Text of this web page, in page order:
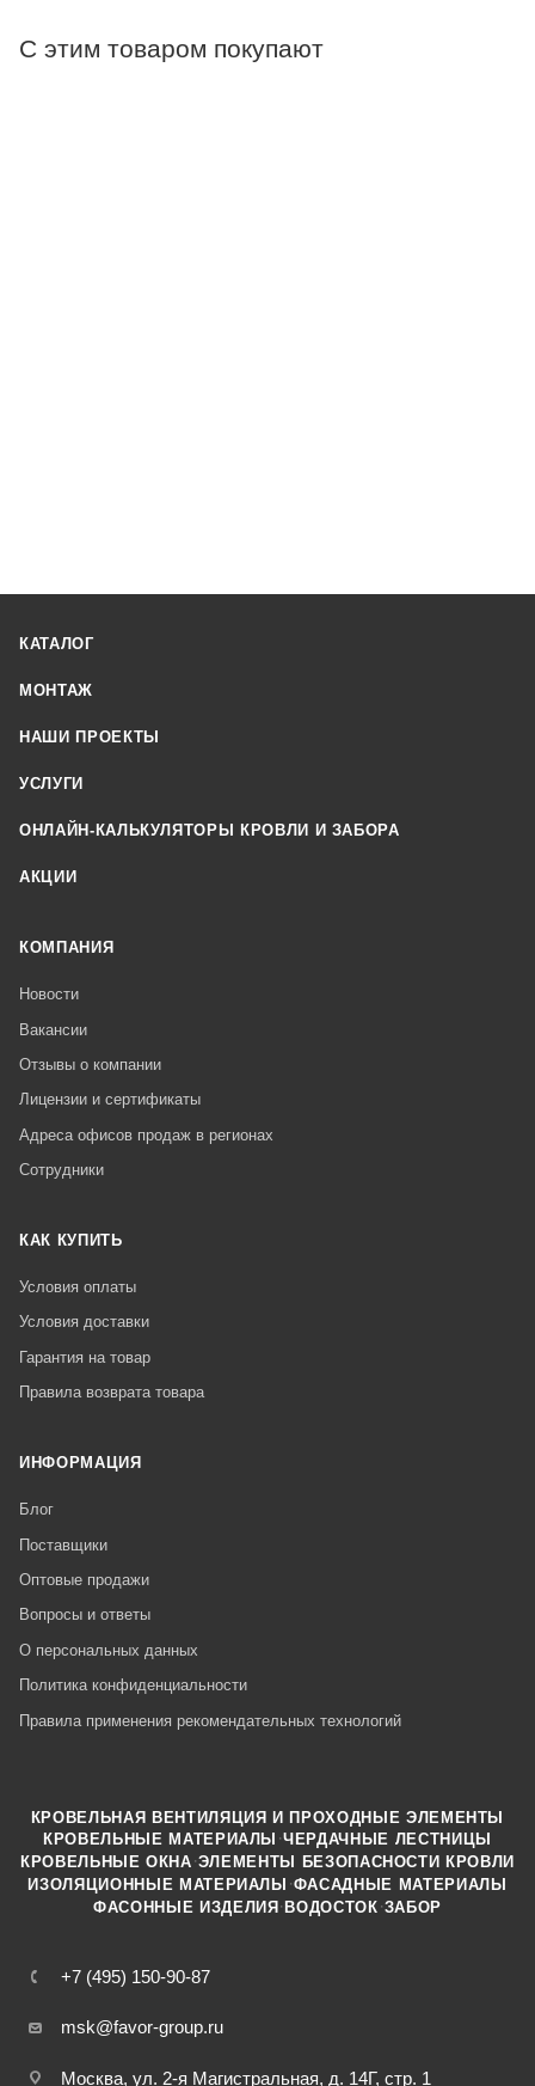
С этим товаром покупают
КАТАЛОГ
МОНТАЖ
НАШИ ПРОЕКТЫ
УСЛУГИ
ОНЛАЙН-КАЛЬКУЛЯТОРЫ КРОВЛИ И ЗАБОРА
АКЦИИ
КОМПАНИЯ
Новости
Вакансии
Отзывы о компании
Лицензии и сертификаты
Адреса офисов продаж в регионах
Сотрудники
КАК КУПИТЬ
Условия оплаты
Условия доставки
Гарантия на товар
Правила возврата товара
ИНФОРМАЦИЯ
Блог
Поставщики
Оптовые продажи
Вопросы и ответы
О персональных данных
Политика конфиденциальности
Правила применения рекомендательных технологий
+7 (495) 150-90-87
msk@favor-group.ru
Москва, ул. 2-я Магистральная, д. 14Г, стр. 1
КРОВЕЛЬНАЯ ВЕНТИЛЯЦИЯ И ПРОХОДНЫЕ ЭЛЕМЕНТЫ
КРОВЕЛЬНЫЕ МАТЕРИАЛЫ ·ЧЕРДАЧНЫЕ ЛЕСТНИЦЫ
КРОВЕЛЬНЫЕ ОКНА ·ЭЛЕМЕНТЫ БЕЗОПАСНОСТИ КРОВЛИ
ИЗОЛЯЦИОННЫЕ МАТЕРИАЛЫ ·ФАСАДНЫЕ МАТЕРИАЛЫ
ФАСОННЫЕ ИЗДЕЛИЯ·ВОДОСТОК ·ЗАБОР